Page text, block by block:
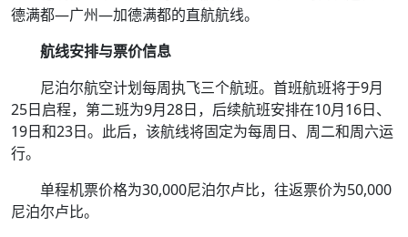
德满都—广州—加德满都的直航航线。
航线安排与票价信息
尼泊尔航空计划每周执飞三个航班。首班航班将于9月
25日启程，第二班为9月28日，后续航班安排在10月16日、
19日和23日。此后，该航线将固定为每周日、周二和周六运
行。
单程机票价格为30,000尼泊尔卢比，往返票价为50,000
尼泊尔卢比。